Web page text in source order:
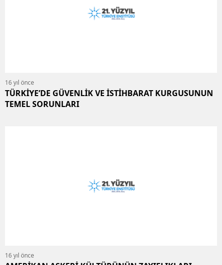
16 yıl önce
TÜRKİYE’DE GÜVENLİK VE İSTİHBARAT KURGUSUNUN
TEMEL SORUNLARI
16 yıl önce